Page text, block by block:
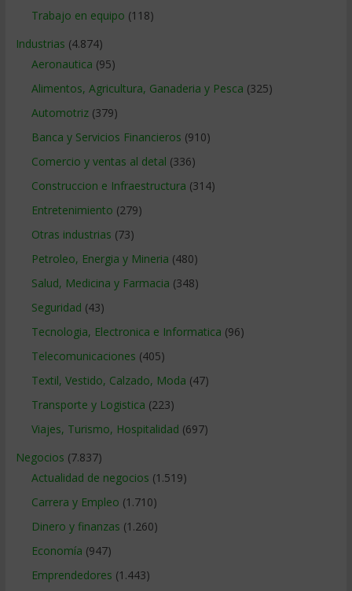
Trabajo en equipo (118)
Industrias (4.874)
Aeronautica (95)
Alimentos, Agricultura, Ganaderia y Pesca (325)
Automotriz(379)
Banca y Servicios Financieros (910)
Comercio y ventas al detal (336)
Construccion e Infraestructura (314)
Entretenimiento (279)
Otras industrias (73)
Petroleo, Energia y Mineria (480)
Salud, Medicina y Farmacia (348)
Seguridad (43)
Tecnologia, Electronica e Informatica (96)
Telecomunicaciones (405)
Textil, Vestido, Calzado, Moda (47)
Transporte y Logistica (223)
Viajes, Turismo, Hospitalidad (697)
Negocios (7.837)
Actualidad de negocios (1.519)
Carrera y Empleo (1.710)
Dinero y finanzas (1.260)
Economía (947)
Emprendedores (1.443)